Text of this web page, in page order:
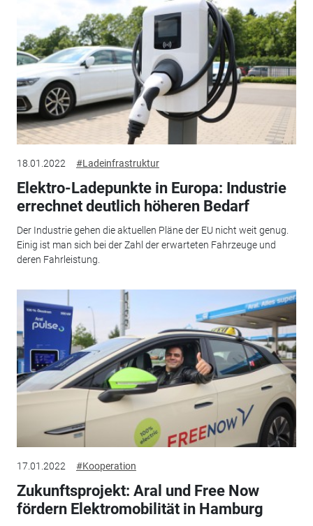
18.01.2022 #Ladeinfrastruktur
Elektro-Ladepunkte in Europa: Industrie
errechnet deutlich höheren Bedarf
Der Industrie gehen die aktuellen Pläne der EU nicht weit genug.
Einig ist man sich bei der Zahl der erwarteten Fahrzeuge und
deren Fahrleistung.
17.01.2022 #Kooperation
Zukunftsprojekt: Aral und Free Now
fördern Elektromobilität in Hamburg